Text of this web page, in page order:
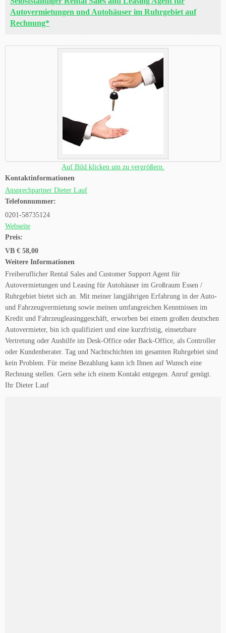
Autovermietungen und Autohäuser im Ruhrgebiet auf
Rechnung*
Auf Bild klicken um zu vergrößern.
Kontaktinformationen
Ansprechpartner Dieter Lauf
Telefonnummer:
0201-58735124
Webseite
Preis:
VB € 58,00
Weitere Informationen
Freiberuflicher Rental Sales and Customer Support Agent für
Autovermietungen und Leasing für Autohäuser im Großraum Essen /
Ruhrgebiet bietet sich an. Mit meiner langjährigen Erfahrung in der Auto-
und Fahrzeugvermietung sowie meinen umfangreichen Kenntnissen im
Kredit und Fahrzeugleasinggeschäft, erworben bei einem großen deutschen
Autovermieter, bin ich qualifiziert und eine kurzfristig, einsetzbare
Vertretung oder Aushilfe im Desk-Office oder Back-Office, als Controller
oder Kundenberater. Tag und Nachtschichten im gesamten Ruhrgebiet sind
kein Problem. Für meine Bezahlung kann ich Ihnen auf Wunsch eine
Rechnung stellen. Gern sehe ich einem Kontakt entgegen. Anruf genügt.
Ihr Dieter Lauf